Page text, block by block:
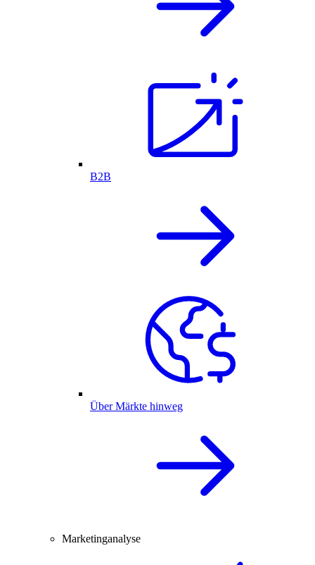
B2B
Über Märkte hinweg
Marketinganalyse